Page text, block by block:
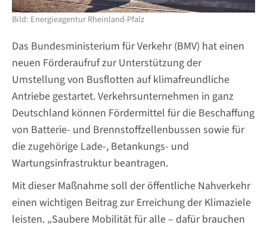
Bild: Energieagentur Rheinland-Pfalz
Das Bundesministerium für Verkehr (BMV) hat einen
neuen Förderaufruf zur Unterstützung der
Umstellung von Busflotten auf klimafreundliche
Antriebe gestartet. Verkehrsunternehmen in ganz
Deutschland können Fördermittel für die Beschaffung
von Batterie- und Brennstoffzellenbussen sowie für
die zugehörige Lade-, Betankungs- und
Wartungsinfrastruktur beantragen.
Mit dieser Maßnahme soll der öffentliche Nahverkehr
einen wichtigen Beitrag zur Erreichung der Klimaziele
leisten. „Saubere Mobilität für alle – dafür brauchen